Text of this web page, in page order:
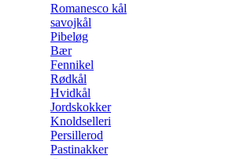
Romanesco kål
savojkål
Pibeløg
Bær
Fennikel
Rødkål
Hvidkål
Jordskokker
Knoldselleri
Persillerod
Pastinakker